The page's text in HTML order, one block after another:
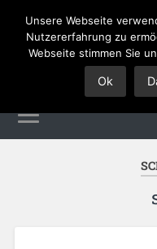
Unsere Webseite
Nutzererfahrung zu
Webseite stimmen Sie
Ok